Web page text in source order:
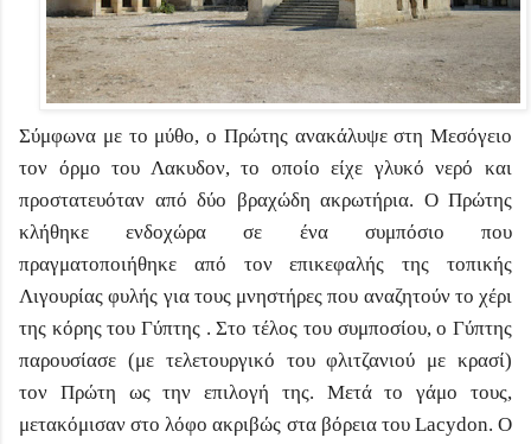
Σύμφωνα με το μύθο, ο Πρώτης ανακάλυψε στη Μεσόγειο
τον όρμο του Λακυδον, το οποίο είχε γλυκό νερό και
προστατευόταν από δύο βραχώδη ακρωτήρια. Ο Πρώτης
κλήθηκε ενδοχώρα σε ένα συμπόσιο που
πραγματοποιήθηκε από τον επικεφαλής της τοπικής
Λιγουρίας φυλής για τους μνηστήρες που αναζητούν το χέρι
της κόρης του Γύπτης . Στο τέλος του συμποσίου, ο Γύπτης
παρουσίασε (με τελετουργικό του φλιτζανιού με κρασί)
τον Πρώτη ως την επιλογή της. Μετά το γάμο τους,
μετακόμισαν στο λόφο ακριβώς στα βόρεια του Lacydon. Ο